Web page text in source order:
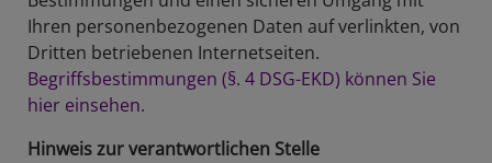
Ihren personenbezogenen Daten auf verlinkten, von
Dritten betriebenen Internetseiten.
Begriffsbestimmungen (§. 4 DSG-EKD) können Sie
hier einsehen.
Hinweis zur verantwortlichen Stelle